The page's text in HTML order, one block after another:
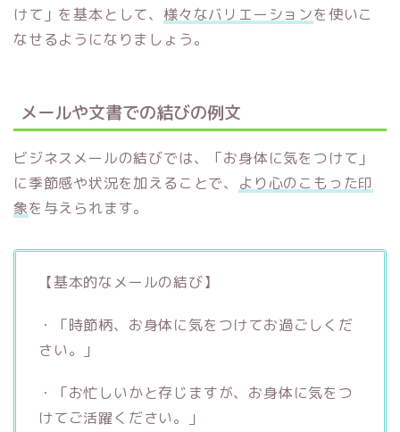
けて」を基本として、 様々なバリエーションを使いこ
なせるようになりましょう。
メールや文書での結びの例文
ビジネスメールの結びでは、「お身体に気をつけて」
に季節感や状況を加えることで、 より心のこもった印
象を与えられます。
【基本的なメールの結び】
・「時節柄、お身体に気をつけてお過ごしくだ
さい。」
・「お忙しいかと存じますが、お身体に気をつ
けてご活躍ください。」